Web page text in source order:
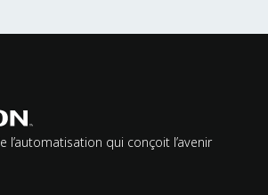
l’automatisation qui conçoit l’avenir